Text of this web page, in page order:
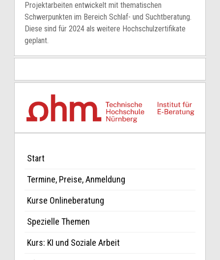
Projektarbeiten entwickelt mit thematischen
Schwerpunkten im Bereich Schlaf- und Suchtberatung.
Diese sind für 2024 als weitere Hochschulzertifikate
geplant.
Start
Termine, Preise, Anmeldung
Kurse Onlineberatung
Spezielle Themen
Kurs: KI und Soziale Arbeit